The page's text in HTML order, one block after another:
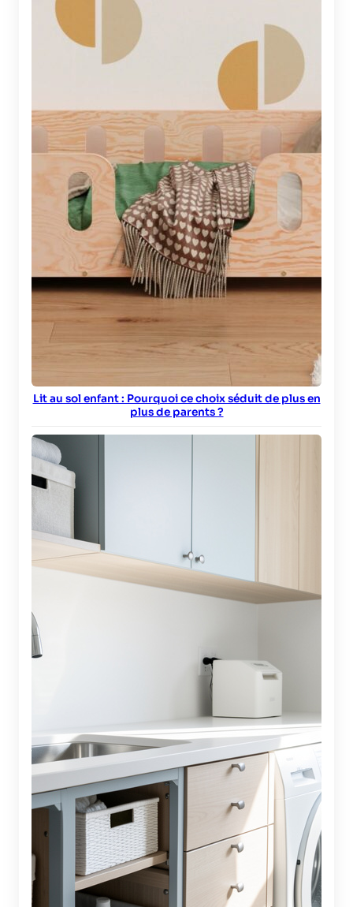
Lit au sol enfant : Pourquoi ce choix séduit de plus en
plus de parents ?